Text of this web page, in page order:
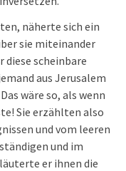
näherte sich ein
sie miteinander
diese scheinbare
aus Jerusalem
wäre so, als wenn
Sie erzählten also
und vom leeren
und im
er ihnen die